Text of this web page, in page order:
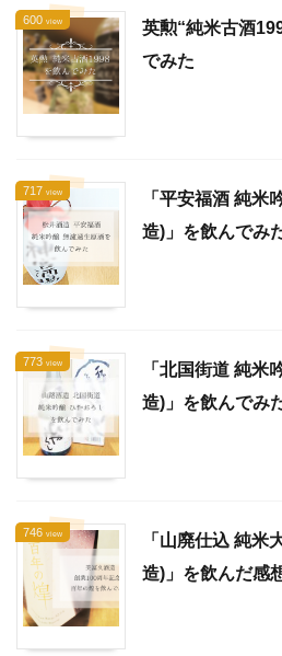
600 view
英勲“純米古酒
でみた
717 view
「平安福酒 純米
造)」を飲んでみ
773 view
「北国街道 純米
造)」を飲んでみ
746 view
「山廃仕込 純米
造)」を飲んだ感